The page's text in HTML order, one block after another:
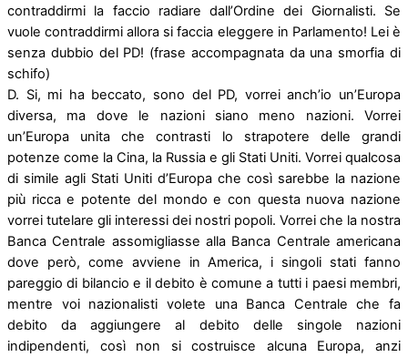
contraddirmi la faccio radiare dall’Ordine dei Giornalisti. Se
vuole contraddirmi allora si faccia eleggere in Parlamento! Lei è
senza dubbio del PD! (frase accompagnata da una smorfia di
schifo)
D. Si, mi ha beccato, sono del PD, vorrei anch’io un’Europa
diversa, ma dove le nazioni siano meno nazioni. Vorrei
un’Europa unita che contrasti lo strapotere delle grandi
potenze come la Cina, la Russia e gli Stati Uniti. Vorrei qualcosa
di simile agli Stati Uniti d’Europa che così sarebbe la nazione
più ricca e potente del mondo e con questa nuova nazione
vorrei tutelare gli interessi dei nostri popoli. Vorrei che la nostra
Banca Centrale assomigliasse alla Banca Centrale americana
dove però, come avviene in America, i singoli stati fanno
pareggio di bilancio e il debito è comune a tutti i paesi membri,
mentre voi nazionalisti volete una Banca Centrale che fa
debito da aggiungere al debito delle singole nazioni
indipendenti, così non si costruisce alcuna Europa, anzi